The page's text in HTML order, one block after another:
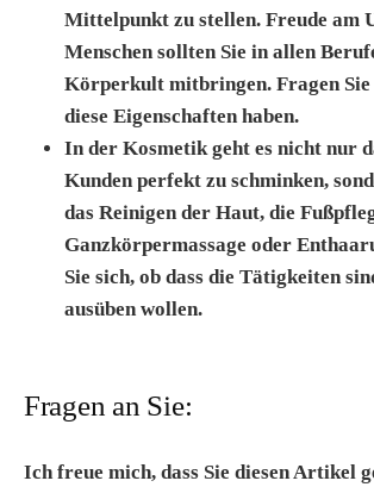
Mittelpunkt zu stellen. Freude am
Menschen sollten Sie in allen
Körperkult mitbringen. Fragen Sie
diese Eigenschaften haben.
In der Kosmetik geht es nicht nur
Kunden perfekt zu schminken,
das Reinigen der Haut, die
Ganzkörpermassage oder
Sie sich, ob dass die Tätigkeiten
ausüben wollen.
Fragen an Sie:
Ich freue mich, dass Sie diesen Artikel